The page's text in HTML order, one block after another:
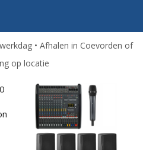
• Afhalen in Coevorden of
op locatie